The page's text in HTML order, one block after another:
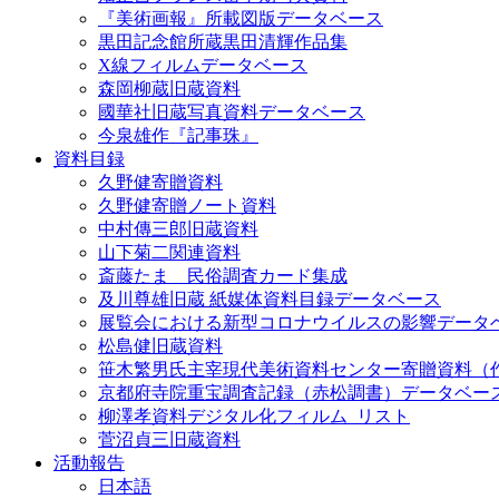
『美術画報』所載図版データベース
黒田記念館所蔵黒田清輝作品集
X線フィルムデータベース
森岡柳蔵旧蔵資料
國華社旧蔵写真資料データベース
今泉雄作『記事珠』
資料目録
久野健寄贈資料
久野健寄贈ノート資料
中村傳三郎旧蔵資料
山下菊二関連資料
斎藤たま 民俗調査カード集成
及川尊雄旧蔵 紙媒体資料目録データベース
展覧会における新型コロナウイルスの影響データ
松島健旧蔵資料
笹木繁男氏主宰現代美術資料センター寄贈資料（
京都府寺院重宝調査記録（赤松調書）データベー
柳澤孝資料デジタル化フィルム_リスト
菅沼貞三旧蔵資料
活動報告
日本語